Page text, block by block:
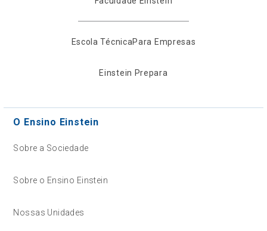
Escola TécnicaPara Empresas
Einstein Prepara
O Ensino Einstein
Sobre a Sociedade
Sobre o Ensino Einstein
Nossas Unidades